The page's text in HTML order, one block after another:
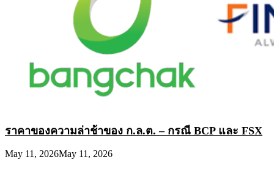
ราคาของความล่าช้าของ ก.ล.ต. – กรณี BCP และ FSX
May 11, 2026May 11, 2026